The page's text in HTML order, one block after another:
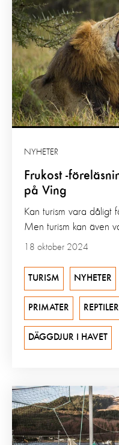
Frukost -
på Ving
NYHETER
18 oktober 2024
Kan turism vara dåligt
Men turism kan även
TURISM NYHETER
PRIMATER REPTILER
DÄGGDJUR I HAVET